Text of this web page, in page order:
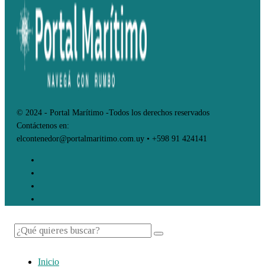
© 2024 - Portal Marítimo -Todos los derechos reservados
Contáctenos en:
elcontenedor@portalmaritimo.com.uy • +598 91 424141
Inicio